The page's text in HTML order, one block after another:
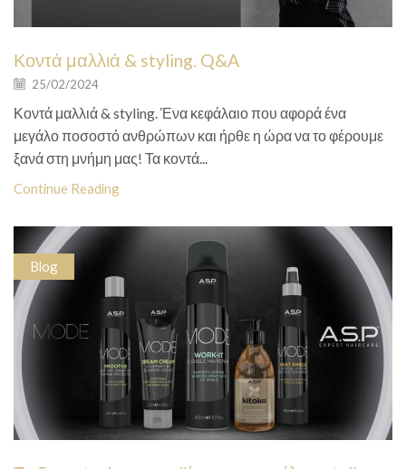
Κοντά μαλλιά & styling. Q&A
25/02/2024
Κοντά μαλλιά & styling. Ένα κεφάλαιο που αφορά ένα
μεγάλο ποσοστό ανθρώπων και ήρθε η ώρα να το φέρουμε
ξανά στη μνήμη μας! Τα κοντά...
Continue Reading
Blog